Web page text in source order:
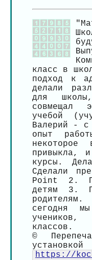
класс в
подход к
делали
для
совмещал
учебой
Валерий - с
опыт
привыкла,
курсы.
Сделали
Point 2.
детям 3.
сегодня
классов.
©
https://